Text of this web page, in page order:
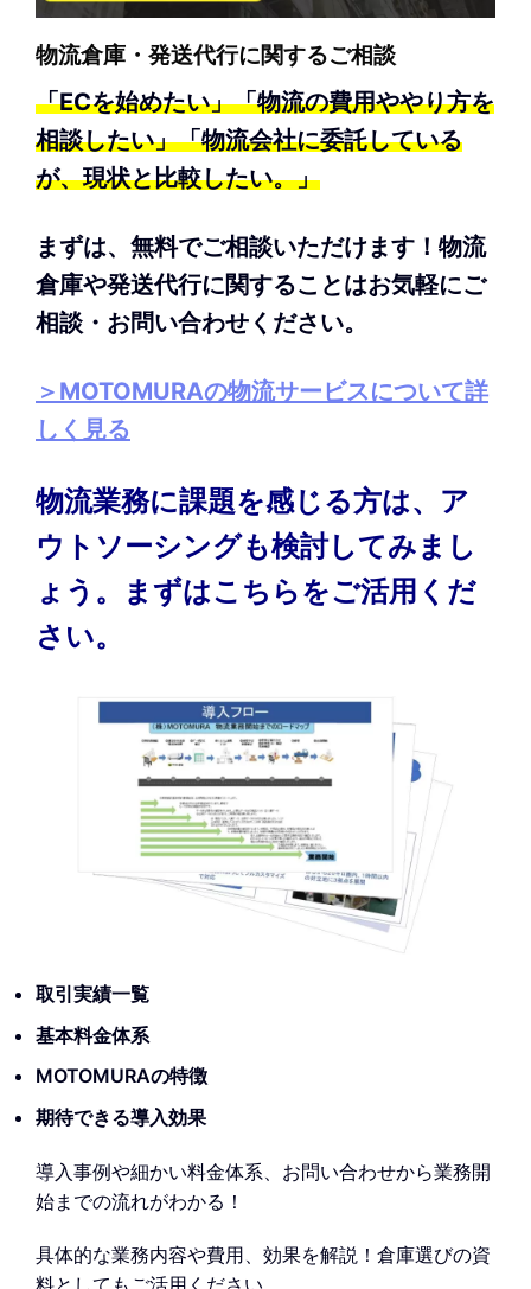
物流倉庫・発送代行に関するご相談
「ECを始めたい」「物流の費用ややり方を
相談したい」「物流会社に委託している
が、現状と比較したい。」
まずは、無料でご相談いただけます！物流
倉庫や発送代行に関することはお気軽にご
相談・お問い合わせください。
＞MOTOMURAの物流サービスについて詳
しく見る
物流業務に課題を感じる方は、ア
ウトソーシングも検討してみまし
ょう。まずはこちらをご活用くだ
さい。
取引実績一覧
基本料金体系
MOTOMURAの特徴
期待できる導入効果
導入事例や細かい料金体系、お問い合わせから業務開
始までの流れがわかる！
具体的な業務内容や費用、効果を解説！倉庫選びの資